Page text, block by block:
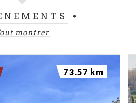
montrer
73.57 km